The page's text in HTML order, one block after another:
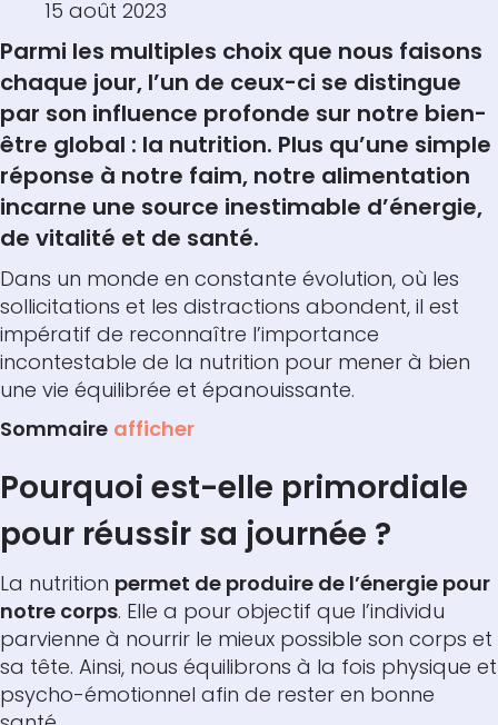
15 août 2023
Parmi les multiples choix que nous faisons
chaque jour, l’un de ceux-ci se distingue
par son influence profonde sur notre bien-
être global : la nutrition. Plus qu’une simple
réponse à notre faim, notre alimentation
incarne une source inestimable d’énergie,
de vitalité et de santé.
Dans un monde en constante évolution, où les
sollicitations et les distractions abondent, il est
impératif de reconnaître l’importance
incontestable de la nutrition pour mener à bien
une vie équilibrée et épanouissante.
Sommaire afficher
Pourquoi est-elle primordiale
pour réussir sa journée ?
La nutrition permet de produire de l’énergie pour
notre corps. Elle a pour objectif que l’individu
parvienne à nourrir le mieux possible son corps et
sa tête. Ainsi, nous équilibrons à la fois physique et
psycho-émotionnel afin de rester en bonne